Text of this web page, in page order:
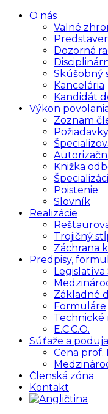
O nás
Valné
Dozorná
Skúšobný
Kancelária
Kandidát
Výkon
Zoznam
Knižka
Poistenie
Slovník
Realizácie
Trojičný
Záchrana
Predpisy,
Legislatíva
Základné
Formuláre
Technické
E.C.C.O.
Súťaže a
Cena prof.
Členská zóna
Kontakt